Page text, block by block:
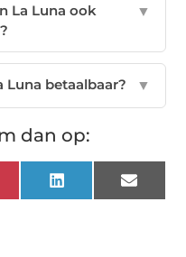
La Luna ook
▼
Luna betaalbaar? ▼
dan op:
LinkedIn Email